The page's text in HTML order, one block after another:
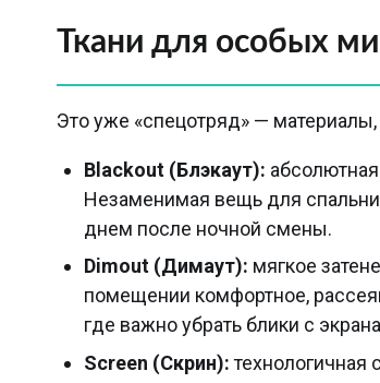
Ткани для особых
Это уже «спецотряд» —
Blackout (Блэкаут):
Незаменимая вещь для
днем после ночной смены.
Dimout (Димаут): мягкое
помещении комфортное,
где важно убрать блики с
Screen (Скрин):технологичная